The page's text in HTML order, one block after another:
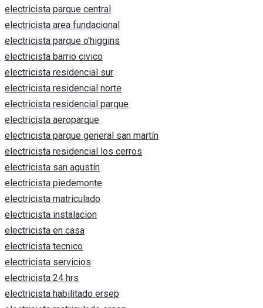
electricista parque central
electricista area fundacional
electricista parque o'higgins
electricista barrio civico
electricista residencial sur
electricista residencial norte
electricista residencial parque
electricista aeroparque
electricista parque general san martín
electricista residencial los cerros
electricista san agustín
electricista piedemonte
electricista matriculado
electricista instalacion
electricista en casa
electricista tecnico
electricista servicios
electricista 24 hrs
electricista habilitado ersep